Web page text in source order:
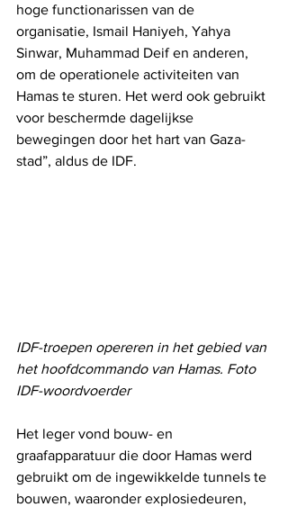
hoge functionarissen van de
organisatie, Ismail Haniyeh, Yahya
Sinwar, Muhammad Deif en anderen,
om de operationele activiteiten van
Hamas te sturen. Het werd ook gebruikt
voor beschermde dagelijkse
bewegingen door het hart van Gaza-
stad”, aldus de IDF.
IDF-troepen opereren in het gebied van
het hoofdcommando van Hamas. Foto
IDF-woordvoerder
Het leger vond bouw- en
graafapparatuur die door Hamas werd
gebruikt om de ingewikkelde tunnels te
bouwen, waaronder explosiedeuren,